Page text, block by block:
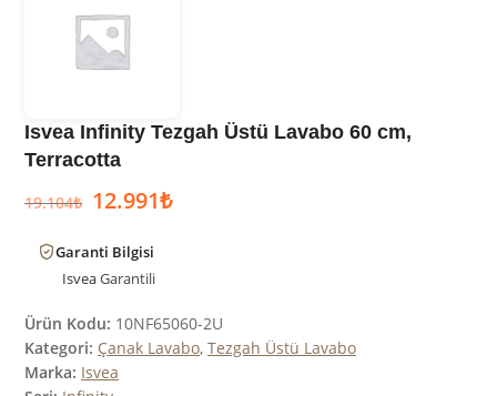
Isvea Infinity Tezgah Üstü Lavabo 60 cm,
Terracotta
19.104₺ 12.991₺
Garanti Bilgisi
IsveaGarantili
Ürün Kodu: 10NF65060-2U
Kategori: Çanak Lavabo, Tezgah Üstü Lavabo
Marka: Isvea